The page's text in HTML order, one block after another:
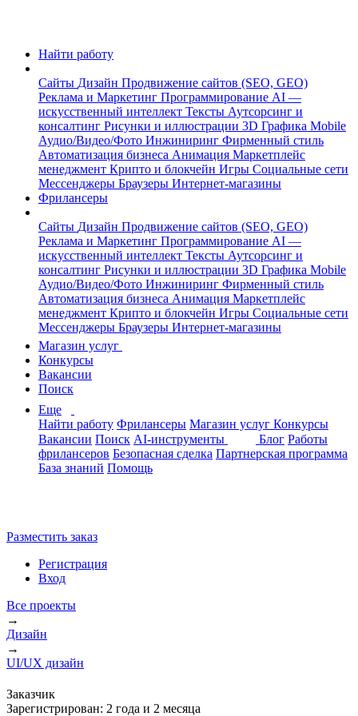
Найти работу
Сайты Дизайн Продвижение сайтов (SEO, GEO)
Реклама и Маркетинг Программирование AI —
искусственный интеллект Тексты Аутсорсинг и
консалтинг Рисунки и иллюстрации 3D Графика Mobile
Аудио/Видео/Фото Инжиниринг Фирменный стиль
Автоматизация бизнеса Анимация Маркетплейс
менеджмент Крипто и блокчейн Игры Социальные сети
Мессенджеры Браузеры Интернет-магазины
Фрилансеры
Сайты Дизайн Продвижение сайтов (SEO, GEO)
Реклама и Маркетинг Программирование AI —
искусственный интеллект Тексты Аутсорсинг и
консалтинг Рисунки и иллюстрации 3D Графика Mobile
Аудио/Видео/Фото Инжиниринг Фирменный стиль
Автоматизация бизнеса Анимация Маркетплейс
менеджмент Крипто и блокчейн Игры Социальные сети
Мессенджеры Браузеры Интернет-магазины
Магазин услуг
Конкурсы
Вакансии
Поиск
Еще
Найти работу Фрилансеры Магазин услуг Конкурсы
Вакансии Поиск AI-инструменты Блог Работы
фрилансеров Безопасная сделка Партнерская программа
База знаний Помощь
Разместить заказ
Регистрация
Вход
Все проекты
→
Дизайн
→
UI/UX дизайн
Заказчик
Зарегистрирован: 2 года и 2 месяца